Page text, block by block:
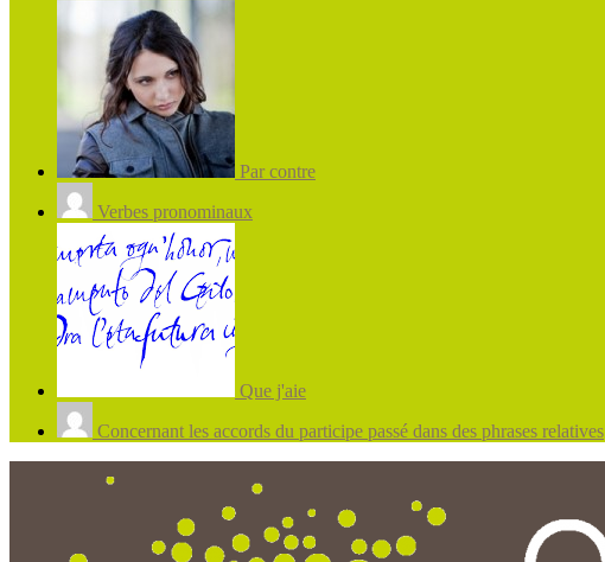
Par contre
Verbes pronominaux
Que j'aie
Concernant les accords du participe passé dans des phrases relatives